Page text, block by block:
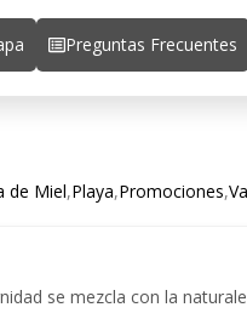
Preguntas Frecuentes
de Miel,Playa,Promociones,
se mezcla con la